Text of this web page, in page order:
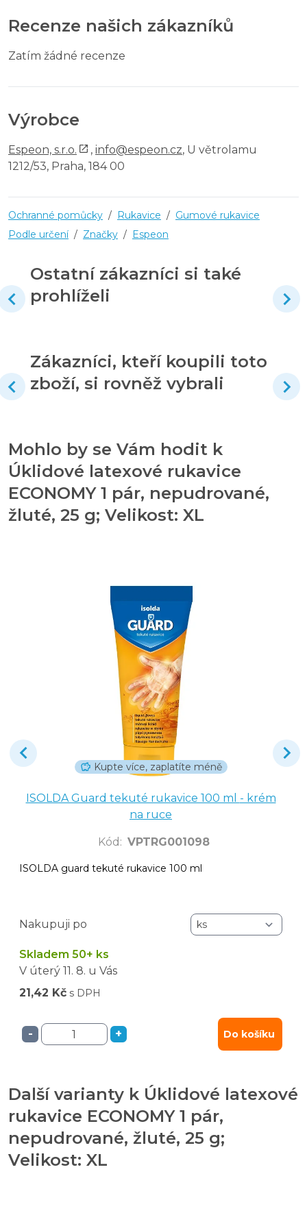
Recenze našich zákazníků
Zatím žádné recenze
Výrobce
Espeon, s.r.o. , info@espeon.cz, U větrolamu
1212/53, Praha, 184 00
Ochranné pomůcky / Rukavice / Gumové rukavice
Podle určení / Značky / Espeon
Ostatní zákazníci si také
prohlíželi
Zákazníci, kteří koupili toto
zboží, si rovněž vybrali
Mohlo by se Vám hodit k
Úklidové latexové rukavice
ECONOMY 1 pár, nepudrované,
žluté, 25 g; Velikost: XL
Kupte více, zaplatíte méně
ISOLDA Guard tekuté rukavice 100 ml - krém
na ruce
Kód : VPTRG001098
ISOLDA guard tekuté rukavice 100 ml
Nakupuji po
Skladem 50+ ks
V úterý 11. 8. u Vás
21,42 Kč s DPH
- + Do košíku
Další varianty k Úklidové latexové
rukavice ECONOMY 1 pár,
nepudrované, žluté, 25 g;
Velikost: XL